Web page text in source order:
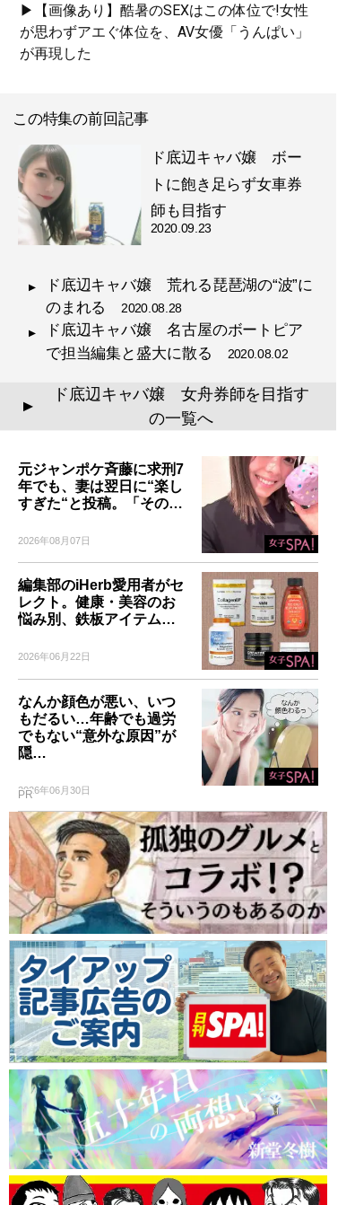
▶【画像あり】酷暑のSEXはこの体位で!女性
が思わずアエぐ体位を、AV女優「うんぱい」
が再現した
この特集の前回記事
ド底辺キャバ嬢 ボー
トに飽き足らず女車券
師も目指す
2020.09.23
ド底辺キャバ嬢 荒れる琵琶湖の“波”に
のまれる
2020.08.28
ド底辺キャバ嬢 名古屋のボートピア
で担当編集と盛大に散る 2020.08.02
▲
ド底辺キャバ嬢 女舟券師を目指す
の一覧へ
元ジャンポケ斉藤に求刑7
年でも、妻は翌日に“楽し
すぎた“と投稿。「その…
2026年08月07日
編集部のiHerb愛用者がセ
レクト。健康・美容のお
悩み別、鉄板アイテム…
2026年06月22日
なんか顔色が悪い、いつ
もだるい…年齢でも過労
でもない“意外な原因”が
隠…
2026年06月30日
PR